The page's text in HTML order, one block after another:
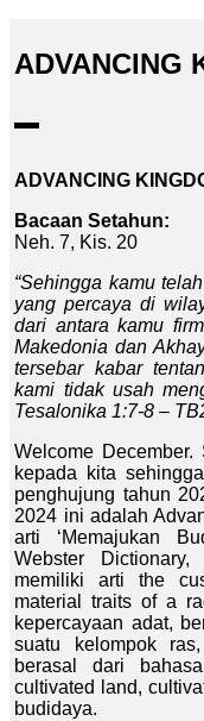
ADVANCING
ADVANCING
Bacaan Setahun:
Neh. 7, Kis. 20
“Sehingga kamu
yang percaya di
dari antara kamu
Makedonia dan
tersebar kabar
kami tidak usah
Tesalonika 1:7-8 –
Welcome
kepada kita
penghujung tahun
2024 ini adalah
arti ‘Memajukan
Webster
memiliki arti the
material traits of a
kepercayaan adat,
suatu kelompok
berasal dari
cultivated land,
budidaya.